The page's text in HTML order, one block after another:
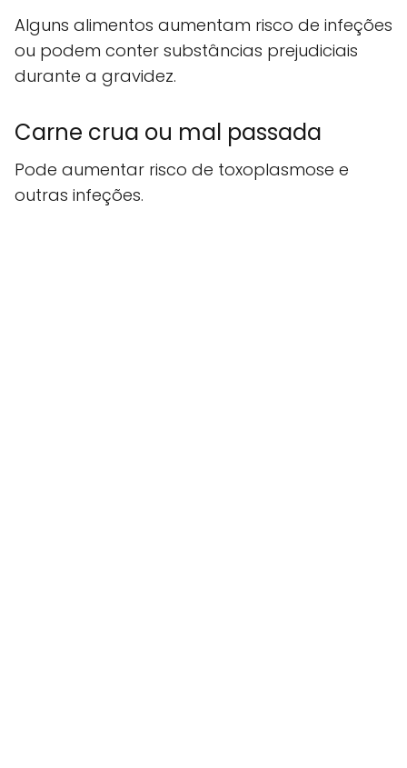
Alguns alimentos aumentam risco de infeções
ou podem conter substâncias prejudiciais
durante a gravidez.
Carne crua ou mal passada
Pode aumentar risco de toxoplasmose e
outras infeções.